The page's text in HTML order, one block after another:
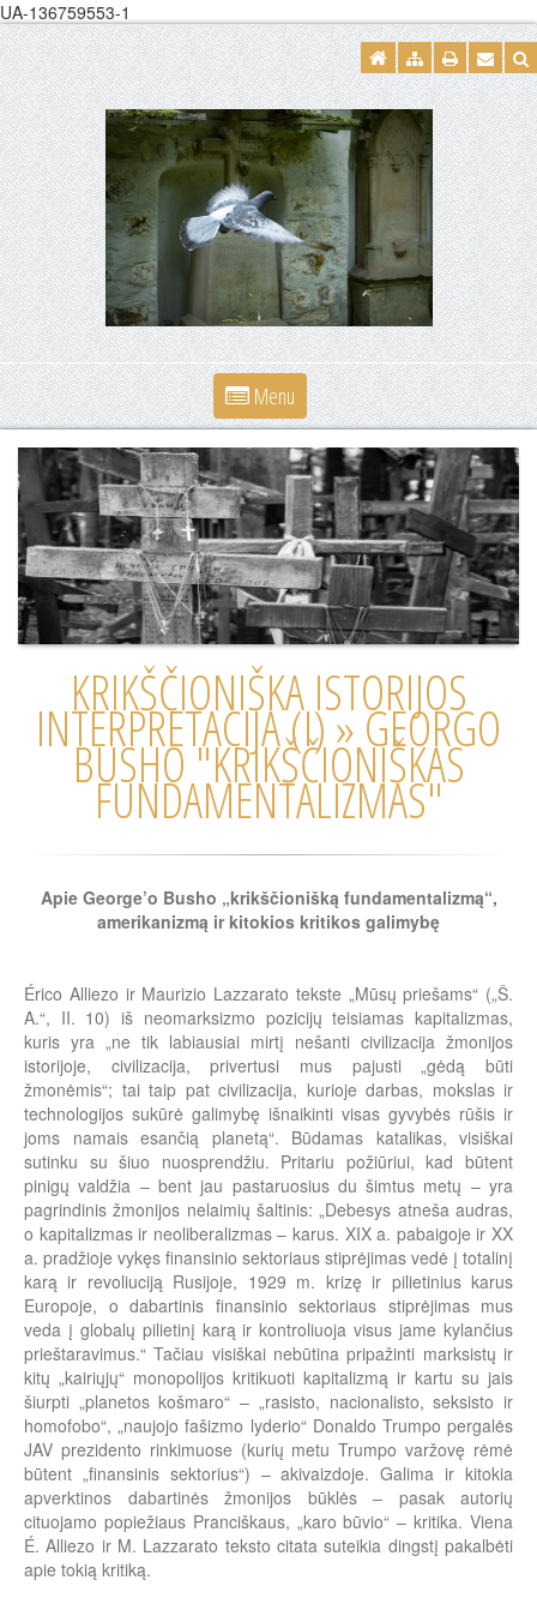
UA-136759553-1
Menu
KRIKŠČIONIŠKA ISTORIJOS
INTERPRETACIJA (I) » GEORGO
BUSHO "KRIKŠČIONIŠKAS
FUNDAMENTALIZMAS"
Apie George’o Busho „krikščionišką fundamentalizmą“,
amerikanizmą ir kitokios kritikos galimybę
Érico Alliezo ir Maurizio Lazzarato tekste „Mūsų priešams“ („Š.
A.“, II. 10) iš neomarksizmo pozicijų teisiamas kapitalizmas,
kuris yra „ne tik labiausiai mirtį nešanti civilizacija žmonijos
istorijoje, civilizacija, privertusi mus pajusti „gėdą būti
žmonėmis“; tai taip pat civilizacija, kurioje darbas, mokslas ir
technologijos sukūrė galimybę išnaikinti visas gyvybės rūšis ir
joms namais esančią planetą“. Būdamas katalikas, visiškai
sutinku su šiuo nuosprendžiu. Pritariu požiūriui, kad būtent
pinigų valdžia – bent jau pastaruosius du šimtus metų – yra
pagrindinis žmonijos nelaimių šaltinis: „Debesys atneša audras,
o kapitalizmas ir neoliberalizmas – karus. XIX a. pabaigoje ir XX
a. pradžioje vykęs finansinio sektoriaus stiprėjimas vedė į totalinį
karą ir revoliuciją Rusijoje, 1929 m. krizę ir pilietinius karus
Europoje, o dabartinis finansinio sektoriaus stiprėjimas mus
veda į globalų pilietinį karą ir kontroliuoja visus jame kylančius
prieštaravimus.“ Tačiau visiškai nebūtina pripažinti marksistų ir
kitų „kairiųjų“ monopolijos kritikuoti kapitalizmą ir kartu su jais
šiurpti „planetos košmaro“ – „rasisto, nacionalisto, seksisto ir
homofobo“, „naujojo fašizmo lyderio“ Donaldo Trumpo pergalės
JAV prezidento rinkimuose (kurių metu Trumpo varžovę rėmė
būtent „finansinis sektorius“) – akivaizdoje. Galima ir kitokia
apverktinos dabartinės žmonijos būklės – pasak autorių
cituojamo popiežiaus Pranciškaus, „karo būvio“ – kritika. Viena
É. Alliezo ir M. Lazzarato teksto citata suteikia dingstį pakalbėti
apie tokią kritiką.